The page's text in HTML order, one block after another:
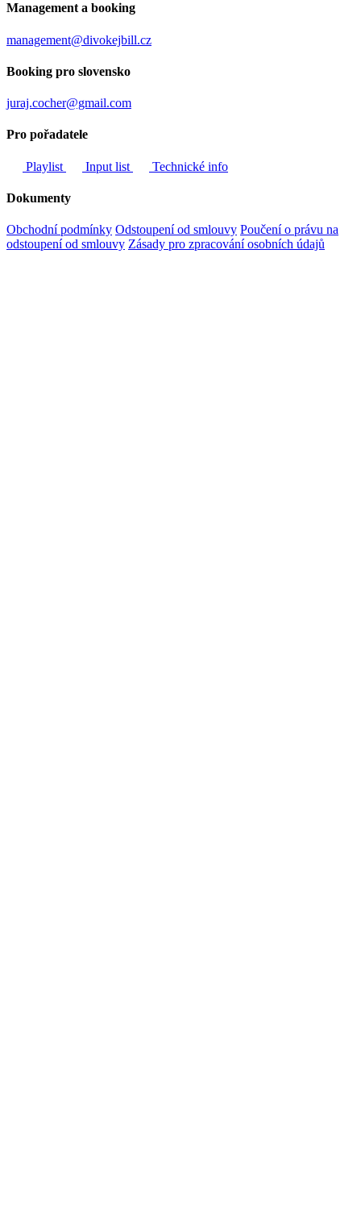
Management a booking
management@divokejbill.cz
Booking pro slovensko
juraj.cocher@gmail.com
Pro pořadatele
Playlist Input list Technické info
Dokumenty
Obchodní podmínky Odstoupení od smlouvy Poučení o právu na
odstoupení od smlouvy Zásady pro zpracování osobních údajů